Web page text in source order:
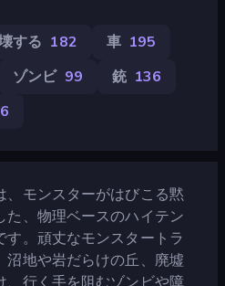
する 182 車 195
ゾンビ 99 銃 136
、モンスターがはびこる黙
た、物理ベースのハイテン
す。頑丈なモンスタートラ
沼地や岩だらけの丘、廃墟